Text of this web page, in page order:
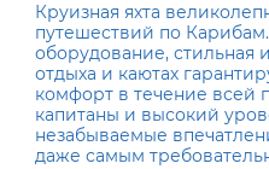
Круизная яхта
путешествий по
оборудование, стильная
отдыха и каютах
комфорт в течение всей
капитаны и высокий
незабываемые
даже самым